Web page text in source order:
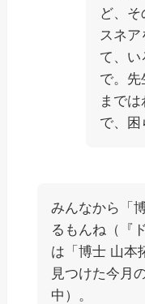
ど、
スネア
て、い
で。先
まで
で、困
みんなから「
るもんね（『
は「博士 山本
見つけた今月
中）。